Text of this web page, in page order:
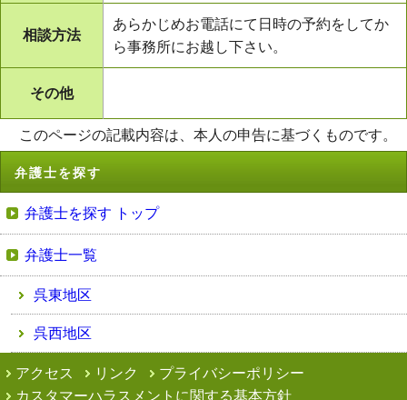
相談方法
あらかじめお電話にて日時の予約をしてか
ら事務所にお越し下さい。
その他
このページの記載内容は、本人の申告に基づくものです。
弁護士を探す
弁護士を探す トップ
弁護士一覧
呉東地区
呉西地区
アクセス リンク
プライバシーポリシー
カスタマーハラスメントに関する基本方針